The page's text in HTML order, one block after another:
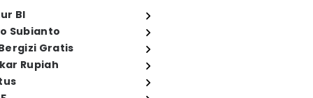
BI
Subianto
Gratis
Rupiah